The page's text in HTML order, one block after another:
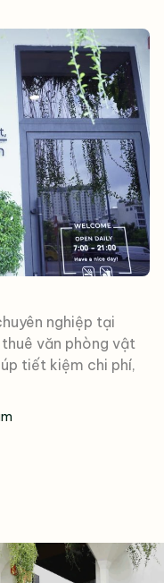
nghiệp tại
văn phòng vật
tiết kiệm chi phí,